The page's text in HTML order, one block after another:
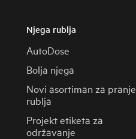
Njega rublja
AutoDose
Bolja njega
Novi asortiman za pranje
rublja
Projekt etiketa za
održavanje